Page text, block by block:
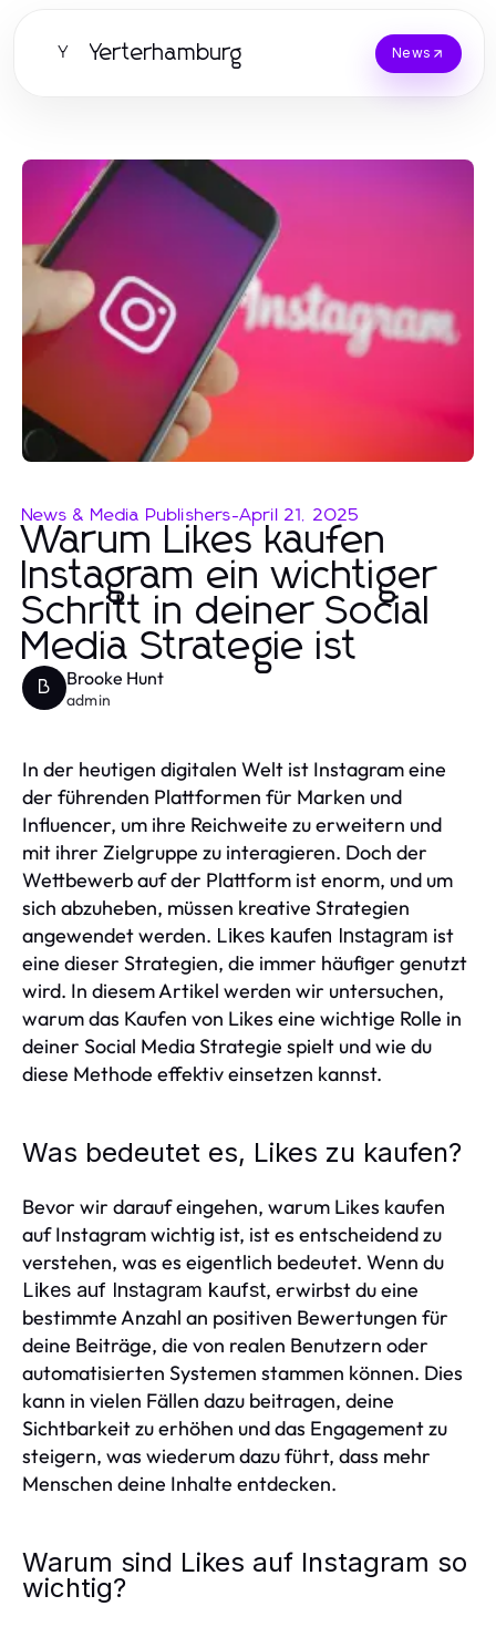
Y Yerterhamburg News
News & Media Publishers-April 21, 2025
Warum Likes kaufen
Instagram ein wichtiger
Schritt in deiner Social
Media Strategie ist
B Brooke Hunt
admin
In der heutigen digitalen Welt ist Instagram eine
der führenden Plattformen für Marken und
Influencer, um ihre Reichweite zu erweitern und
mit ihrer Zielgruppe zu interagieren. Doch der
Wettbewerb auf der Plattform ist enorm, und um
sich abzuheben, müssen kreative Strategien
angewendet werden. Likes kaufen Instagram ist
eine dieser Strategien, die immer häufiger genutzt
wird. In diesem Artikel werden wir untersuchen,
warum das Kaufen von Likes eine wichtige Rolle in
deiner Social Media Strategie spielt und wie du
diese Methode effektiv einsetzen kannst.
Was bedeutet es, Likes zu kaufen?
Bevor wir darauf eingehen, warum Likes kaufen
auf Instagram wichtig ist, ist es entscheidend zu
verstehen, was es eigentlich bedeutet. Wenn du
Likes auf Instagram kaufst, erwirbst du eine
bestimmte Anzahl an positiven Bewertungen für
deine Beiträge, die von realen Benutzern oder
automatisierten Systemen stammen können. Dies
kann in vielen Fällen dazu beitragen, deine
Sichtbarkeit zu erhöhen und das Engagement zu
steigern, was wiederum dazu führt, dass mehr
Menschen deine Inhalte entdecken.
Warum sind Likes auf Instagram so
wichtig?